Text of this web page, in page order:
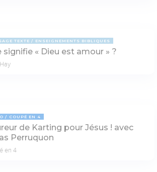
TEXTE ENSEIGNEMENTS BIBLIQUES
signifie « Dieu est amour » ?
COUPÉ EN 4
de Karting pour Jésus ! avec
Perruquon
en 4